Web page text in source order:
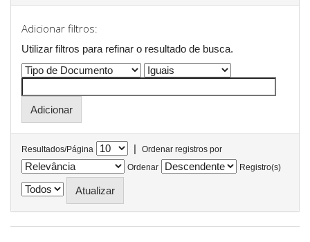
Adicionar filtros:
Utilizar filtros para refinar o resultado de busca.
Resultados/Página |
Ordenar registros por
Ordenar
Registro(s)